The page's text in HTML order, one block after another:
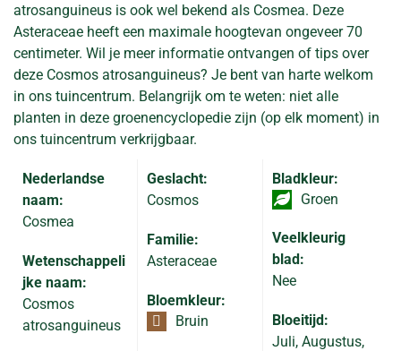
atrosanguineus is ook wel bekend als Cosmea. Deze
Asteraceae heeft een maximale hoogtevan ongeveer 70
centimeter. Wil je meer informatie ontvangen of tips over
deze Cosmos atrosanguineus? Je bent van harte welkom
in ons tuincentrum. Belangrijk om te weten: niet alle
planten in deze groenencyclopedie zijn (op elk moment) in
ons tuincentrum verkrijgbaar.
Nederlandse
naam:
Cosmea
Wetenschappeli
jke naam:
Cosmos
atrosanguineus
Geslacht:
Cosmos
Familie:
Asteraceae
Bloemkleur:
Bruin
Bladkleur:
Groen
Veelkleurig
blad:
Nee
Bloeitijd:
Juli, Augustus,